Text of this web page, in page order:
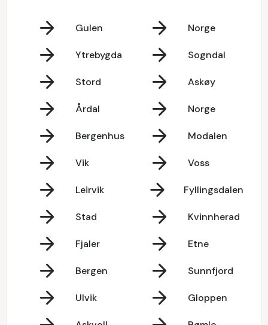
Gulen Norge
Ytrebygda Sogndal
Stord Askøy
Årdal Norge
Bergenhus Modalen
Vik Voss
Leirvik Fyllingsdalen
Stad Kvinnherad
Fjaler Etne
Bergen Sunnfjord
Ulvik Gloppen